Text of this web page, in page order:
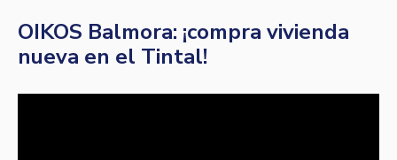
OIKOS Balmora: ¡compra vivienda
nueva en el Tintal!